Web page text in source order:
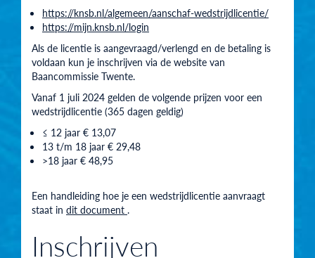
https://knsb.nl/algemeen/aanschaf-wedstrijdlicentie/
https://mijn.knsb.nl/login
Als de licentie is aangevraagd/verlengd en de betaling is
voldaan kun je inschrijven via de website van
Baancommissie Twente.
Vanaf 1 juli 2024 gelden de volgende prijzen voor een
wedstrijdlicentie (365 dagen geldig)
≤ 12 jaar € 13,07
13 t/m 18 jaar € 29,48
>18 jaar € 48,95
Een handleiding hoe je een wedstrijdlicentie aanvraagt
staat in dit document .
Inschrijven